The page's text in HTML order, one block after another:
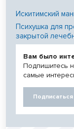
Искитимский
Психушка для
закрытой
Вам было
Подпишитесь
самые